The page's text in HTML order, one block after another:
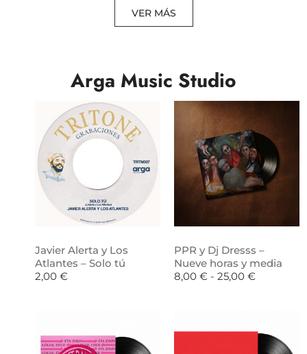
VER MÁS
Arga Music Studio
Javier Alerta y Los
Atlantes – Solo tú
2,00 €
PPR y Dj Dresss –
Nueve horas y media
8,00 € - 25,00 €